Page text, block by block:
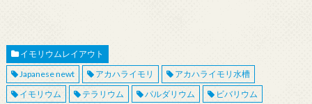
イモリウムレイアウト
Japanese newt
アカハライモリ
アカハライモリ水槽
イモリウム
テラリウム パルダリウム
ビバリウム